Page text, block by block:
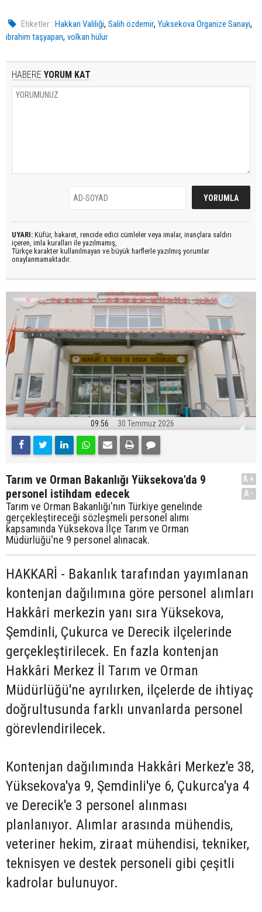
Etiketler : Hakkari Valiliği,Salih özdemir,Yüksekova Organize Sanayi,
ibrahim taşyapan, volkan hülür
HABERE YORUM KAT
UYARI: Küfür, hakaret, rencide edici cümleler veya imalar, inançlara saldırı
içeren, imla kuralları ile yazılmamış,
Türkçe karakter kullanılmayan ve büyük harflerle yazılmış yorumlar
onaylanmamaktadır.
09:56 30 Temmuz 2026
Tarım ve Orman Bakanlığı Yüksekova'da 9
personel istihdam edecek
Tarım ve Orman Bakanlığı'nın Türkiye genelinde
gerçekleştireceği sözleşmeli personel alımı
kapsamında Yüksekova İlçe Tarım ve Orman
Müdürlüğü'ne 9 personel alınacak.
A+
A-
HAKKARİ - Bakanlık tarafından yayımlanan
kontenjan dağılımına göre personel alımları
Hakkâri merkezin yanı sıra Yüksekova,
Şemdinli, Çukurca ve Derecik ilçelerinde
gerçekleştirilecek. En fazla kontenjan
Hakkâri Merkez İl Tarım ve Orman
Müdürlüğü'ne ayrılırken, ilçelerde de ihtiyaç
doğrultusunda farklı unvanlarda personel
görevlendirilecek.
Kontenjan dağılımında Hakkâri Merkez'e 38,
Yüksekova'ya 9, Şemdinli'ye 6, Çukurca'ya 4
ve Derecik'e 3 personel alınması
planlanıyor. Alımlar arasında mühendis,
veteriner hekim, ziraat mühendisi, tekniker,
teknisyen ve destek personeli gibi çeşitli
kadrolar bulunuyor.